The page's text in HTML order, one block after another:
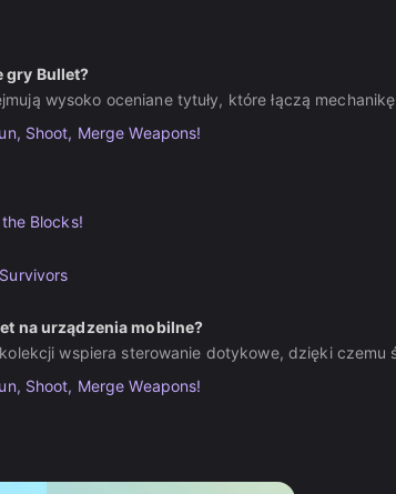
gry Bullet?
wysoko oceniane tytuły, które łączą
Shoot, Merge Weapons!
Blocks!
na urządzenia mobilne?
wspiera sterowanie dotykowe, dzięki
Shoot, Merge Weapons!